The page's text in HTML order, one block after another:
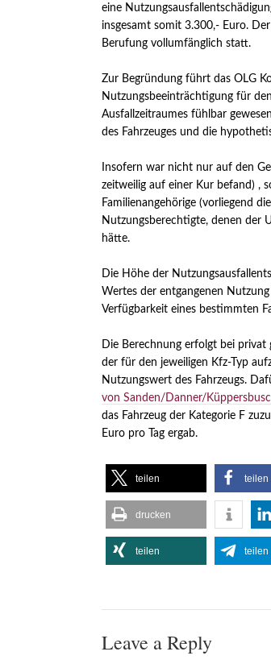
eine
insgesamt somit 3.300,- Euro.
Berufung vollumfänglich statt.
Zur Begründung führt das OLG
Nutzungsbeeinträchtigung für
Ausfallzeitraumes fühlbar
des Fahrzeuges und die
Insofern war nicht nur auf den
zeitweilig auf einer Kur befand) ,
Familienangehörige (vorliegend
Nutzungsberechtigte, denen der
hätte.
Die Höhe der
Wertes der entgangenen
Verfügbarkeit eines bestimmten
Die Berechnung erfolgt bei privat
der für den jeweiligen Kfz-Typ
Nutzungswert des Fahrzeugs.
von Sanden/Danner/
das Fahrzeug der Kategorie F
Euro pro Tag ergab.
teilen teilen
drucken
teilen teilen
Leave a Reply